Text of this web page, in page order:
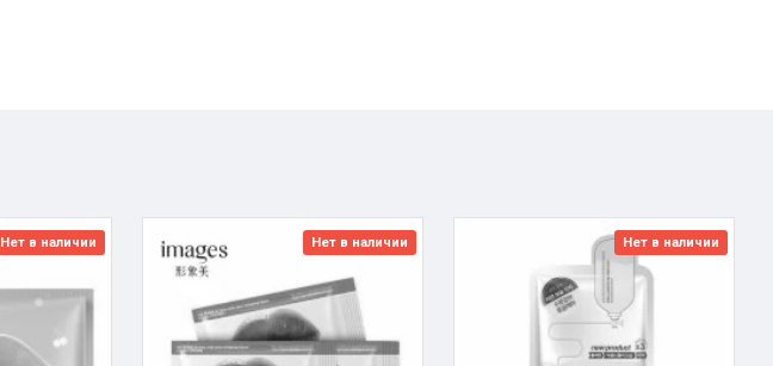
Нет в наличии Нет в наличии Нет в наличии